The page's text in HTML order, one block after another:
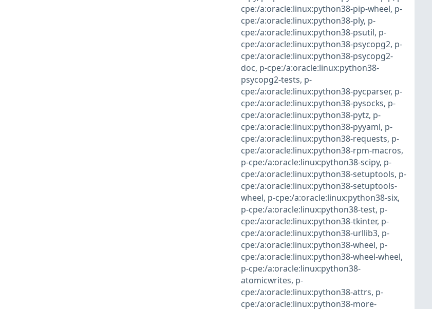
cpe:/a:oracle:linux:python38-pip-wheel, p-
cpe:/a:oracle:linux:python38-ply, p-
cpe:/a:oracle:linux:python38-psutil, p-
cpe:/a:oracle:linux:python38-psycopg2, p-
cpe:/a:oracle:linux:python38-psycopg2-
doc, p-cpe:/a:oracle:linux:python38-
psycopg2-tests, p-
cpe:/a:oracle:linux:python38-pycparser, p-
cpe:/a:oracle:linux:python38-pysocks, p-
cpe:/a:oracle:linux:python38-pytz, p-
cpe:/a:oracle:linux:python38-pyyaml, p-
cpe:/a:oracle:linux:python38-requests, p-
cpe:/a:oracle:linux:python38-rpm-macros,
p-cpe:/a:oracle:linux:python38-scipy, p-
cpe:/a:oracle:linux:python38-setuptools, p-
cpe:/a:oracle:linux:python38-setuptools-
wheel, p-cpe:/a:oracle:linux:python38-six,
p-cpe:/a:oracle:linux:python38-test, p-
cpe:/a:oracle:linux:python38-tkinter, p-
cpe:/a:oracle:linux:python38-urllib3, p-
cpe:/a:oracle:linux:python38-wheel, p-
cpe:/a:oracle:linux:python38-wheel-wheel,
p-cpe:/a:oracle:linux:python38-
atomicwrites, p-
cpe:/a:oracle:linux:python38-attrs, p-
cpe:/a:oracle:linux:python38-more-